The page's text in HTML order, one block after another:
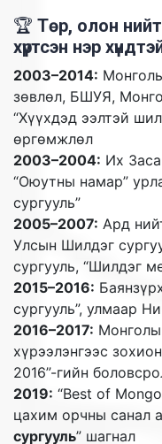
🏆 Төр, олон
хүртсэн нэр
2003–2014:
зөвлөл, БШУЯ,
“Хүүхдэд ээлтэй
өргөмжлөл
2003–2004: Их
“Оюутны намар”
сургууль”
2005–2007: Ард
Улсын Шилдэг
сургууль, “Шилдэг
2015–2016:
сургууль”, улмаар
2016–2017:
хүрээлэнгээс
2016”-гийн
2019: “Best of
цахим орчны санал
сургууль” шагнал